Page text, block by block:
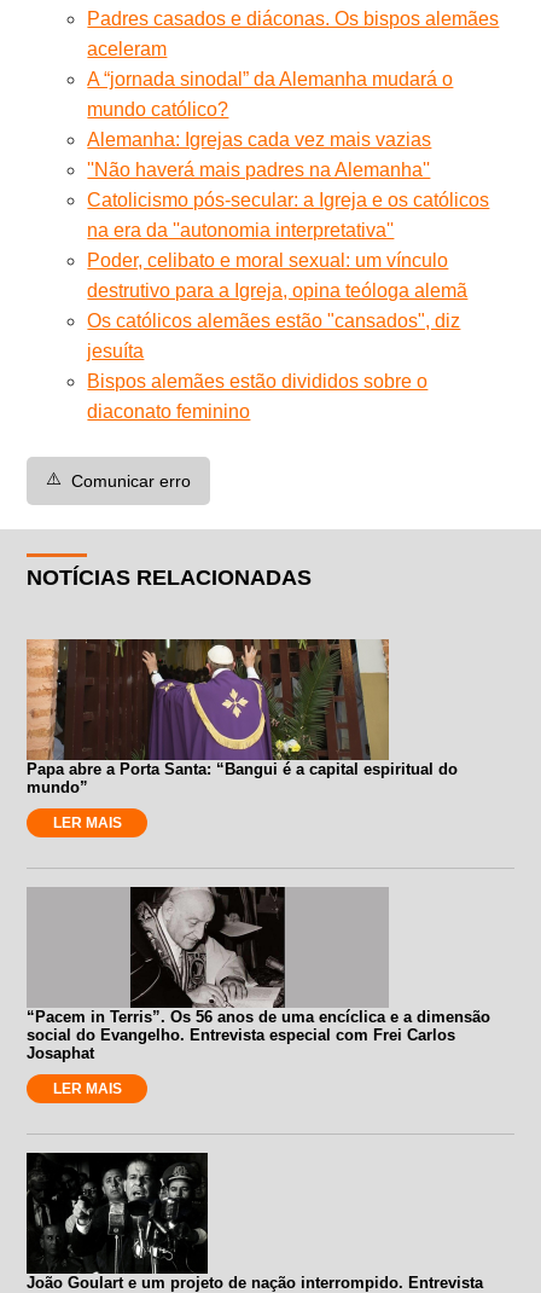
Padres casados ​​e diáconas. Os bispos alemães
aceleram
A “jornada sinodal” da Alemanha mudará o
mundo católico?
Alemanha: Igrejas cada vez mais vazias
''Não haverá mais padres na Alemanha''
Catolicismo pós-secular: a Igreja e os católicos
na era da ''autonomia interpretativa''
Poder, celibato e moral sexual: um vínculo
destrutivo para a Igreja, opina teóloga alemã
Os católicos alemães estão "cansados", diz
jesuíta
Bispos alemães estão divididos sobre o
diaconato feminino
⚠️ Comunicar erro
NOTÍCIAS RELACIONADAS
Papa abre a Porta Santa: “Bangui é a capital espiritual do
mundo”
LER MAIS
“Pacem in Terris”. Os 56 anos de uma encíclica e a dimensão
social do Evangelho. Entrevista especial com Frei Carlos
Josaphat
LER MAIS
João Goulart e um projeto de nação interrompido. Entrevista